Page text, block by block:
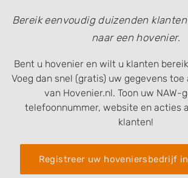
Bereik eenvoudig duizenden
naar een hovenier.
Bent u hovenier en wilt u klanten
Voeg dan snel (gratis) uw gegevens toe
van Hovenier.nl. Toon uw NAW-
telefoonnummer, website en acties
klanten!
Registreer uw hoveniersbedrijf